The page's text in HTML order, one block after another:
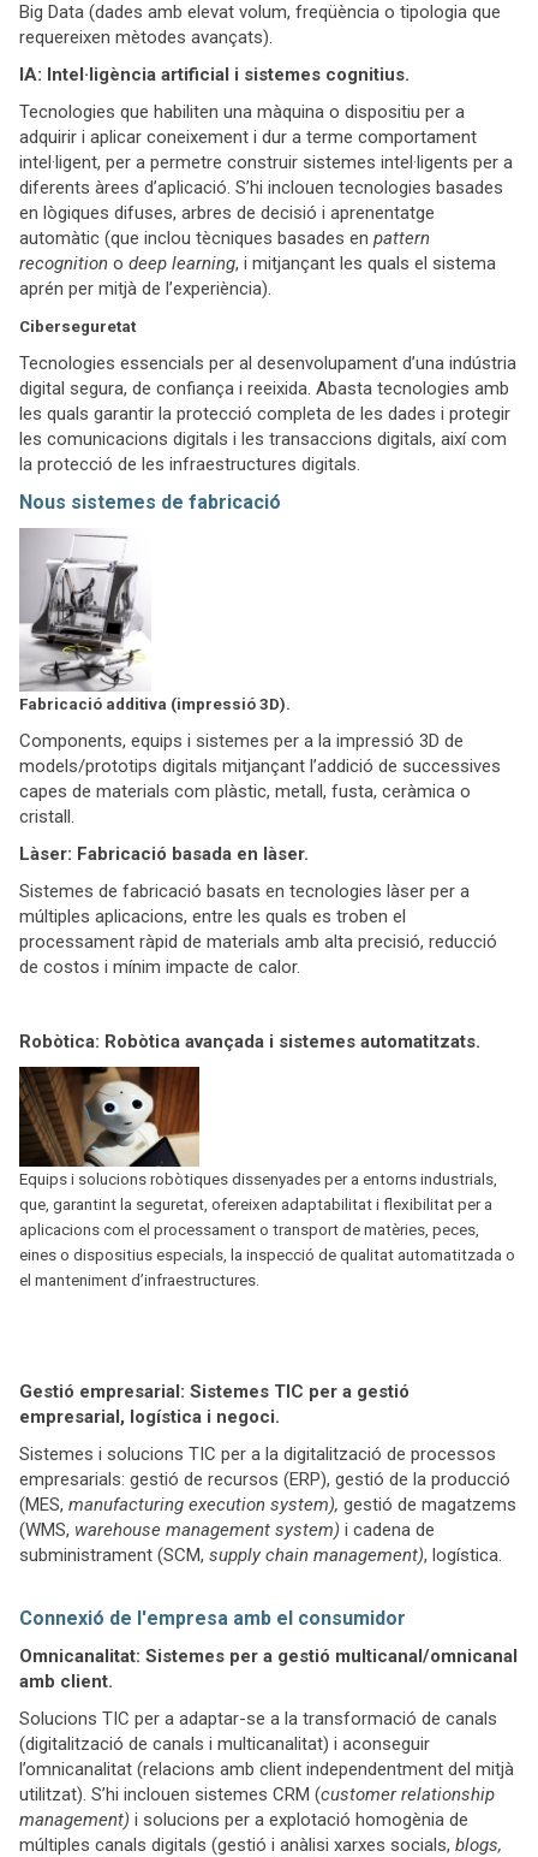
Big Data (dades amb elevat volum, freqüència o tipologia que
requereixen mètodes avançats).
IA: Intel·ligència artificial i sistemes cognitius.
Tecnologies que habiliten una màquina o dispositiu per a
adquirir i aplicar coneixement i dur a terme comportament
intel·ligent, per a permetre construir sistemes intel·ligents per a
diferents àrees d’aplicació. S’hi inclouen tecnologies basades
en lògiques difuses, arbres de decisió i aprenentatge
automàtic (que inclou tècniques basades en pattern
recognition o deep learning, i mitjançant les quals el sistema
aprén per mitjà de l’experiència).
Ciberseguretat
Tecnologies essencials per al desenvolupament d’una indústria
digital segura, de confiança i reeixida. Abasta tecnologies amb
les quals garantir la protecció completa de les dades i protegir
les comunicacions digitals i les transaccions digitals, així com
la protecció de les infraestructures digitals.
Nous sistemes de fabricació
Fabricació additiva (impressió 3D).
Components, equips i sistemes per a la impressió 3D de
models/prototips digitals mitjançant l’addició de successives
capes de materials com plàstic, metall, fusta, ceràmica o
cristall.
Làser: Fabricació basada en làser.
Sistemes de fabricació basats en tecnologies làser per a
múltiples aplicacions, entre les quals es troben el
processament ràpid de materials amb alta precisió, reducció
de costos i mínim impacte de calor.
Robòtica: Robòtica avançada i sistemes automatitzats.
Equips i solucions robòtiques dissenyades per a entorns industrials,
que, garantint la seguretat, ofereixen adaptabilitat i flexibilitat per a
aplicacions com el processament o transport de matèries, peces,
eines o dispositius especials, la inspecció de qualitat automatitzada o
el manteniment d’infraestructures.
Gestió empresarial: Sistemes TIC per a gestió
empresarial, logística i negoci.
Sistemes i solucions TIC per a la digitalització de processos
empresarials: gestió de recursos (ERP), gestió de la producció
(MES, manufacturing execution system), gestió de magatzems
(WMS, warehouse management system) i cadena de
subministrament (SCM, supply chain management), logística.
Connexió de l'empresa amb el consumidor
Omnicanalitat: Sistemes per a gestió multicanal/omnicanal
amb client.
Solucions TIC per a adaptar-se a la transformació de canals
(digitalització de canals i multicanalitat) i aconseguir
l’omnicanalitat (relacions amb client independentment del mitjà
utilitzat). S’hi inclouen sistemes CRM (customer relationship
management) i solucions per a explotació homogènia de
múltiples canals digitals (gestió i anàlisi xarxes socials, blogs,